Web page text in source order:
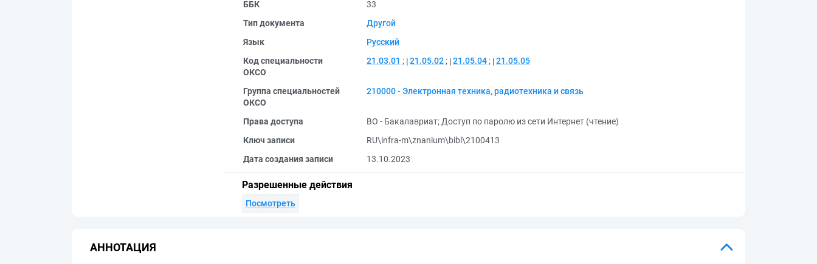
ББК
33
Тип документа
Другой
Язык
Русский
Код специальности
ОКСО
21.03.01 ; 21.05.02 ; 21.05.04 ; 21.05.05
Группа специальностей
ОКСО
210000 - Электронная техника, радиотехника и связь
Права доступа ВО - Бакалавриат; Доступ по паролю из сети Интернет (чтение)
Ключ записи
RU\infra-m\znanium\bibl\2100413
Дата создания записи
13.10.2023
Разрешенные действия
Посмотреть
АННОТАЦИЯ